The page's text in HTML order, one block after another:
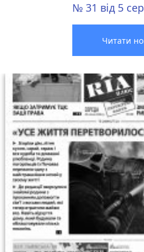
№ 31 від 5
Читати